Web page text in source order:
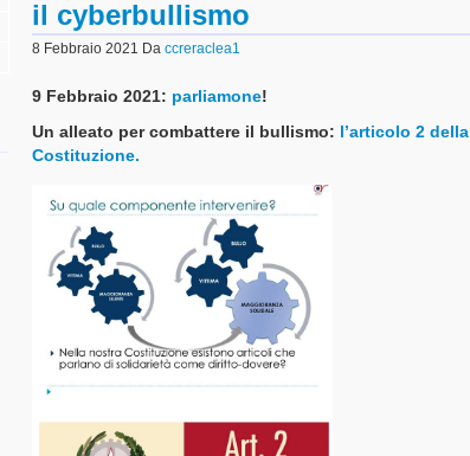
il cyberbullismo
8 Febbraio 2021 Da ccreraclea1
9 Febbraio 2021: parliamone!
Un alleato per combattere il bullismo: l’articolo 2 della
Costituzione.